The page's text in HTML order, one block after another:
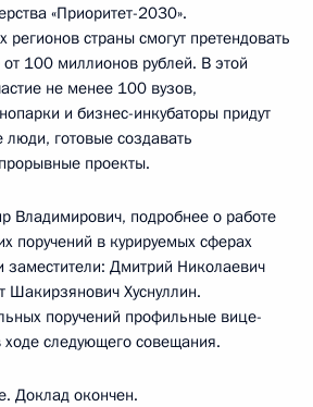
«Приоритет-2030».
регионов страны смогут претендовать
100 миллионов рублей. В этой
не менее 100 вузов,
и бизнес-инкубаторы придут
готовые создавать
проекты.
Владимирович, подробнее о работе
поручений в курируемых сферах
заместители: Дмитрий Николаевич
Хуснуллин.
поручений профильные вице-
следующего совещания.
Доклад окончен.